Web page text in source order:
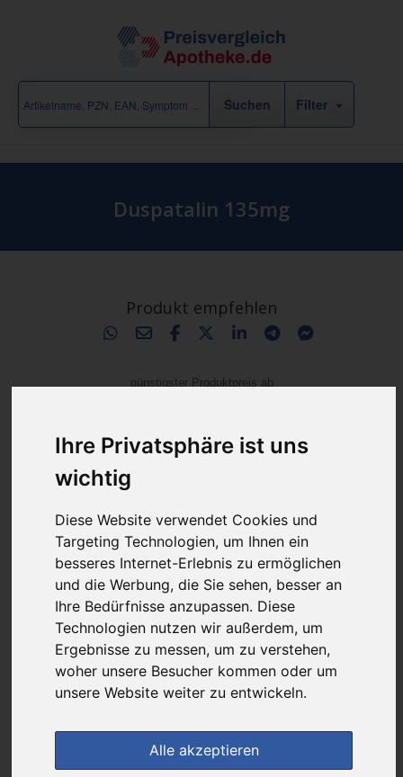
Ihre Privatsphäre ist uns
wichtig
Diese Website verwendet Cookies und
Targeting Technologien, um Ihnen ein
besseres Internet-Erlebnis zu ermöglichen
und die Werbung, die Sie sehen, besser an
Ihre Bedürfnisse anzupassen. Diese
Technologien nutzen wir außerdem, um
Ergebnisse zu messen, um zu verstehen,
woher unsere Besucher kommen oder um
unsere Website weiter zu entwickeln.
Alle akzeptieren
Filter
Duspatalin 135mg
Produkt empfehlen
günstigster Produktpreis ab
18,18 €
Rathaus Apotheke
versandkostenfrei
& inkl. MwSt.
Preis pro 1 ST / 0,36 €
Daten vom 28.10.2025 09:18 Uhr
im Shop bestellen
zur Einkaufsliste